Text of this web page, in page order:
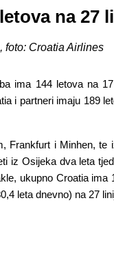
na 27
foto: Croatia Airlines
ima 144 letova na
i partneri imaju 189
Frankfurt i Minhen,
iz Osijeka dva leta
ukupno Croatia ima
leta dnevno) na 27